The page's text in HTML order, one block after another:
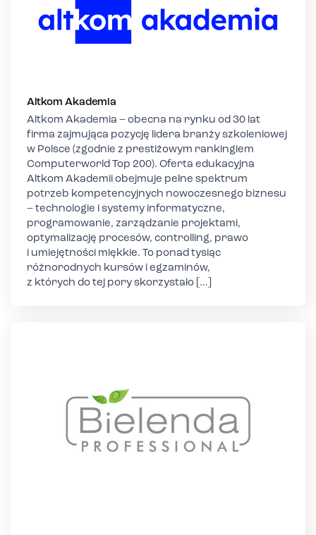
Altkom Akademia
Altkom Akademia – obecna na rynku od 30 lat
firma zajmująca pozycję lidera branży szkoleniowej
w Polsce (zgodnie z prestiżowym rankingiem
Computerworld Top 200). Oferta edukacyjna
Altkom Akademii obejmuje pełne spektrum
potrzeb kompetencyjnych nowoczesnego biznesu
– technologie i systemy informatyczne,
programowanie, zarządzanie projektami,
optymalizację procesów, controlling, prawo
i umiejętności miękkie. To ponad tysiąc
różnorodnych kursów i egzaminów,
z których do tej pory skorzystało […]